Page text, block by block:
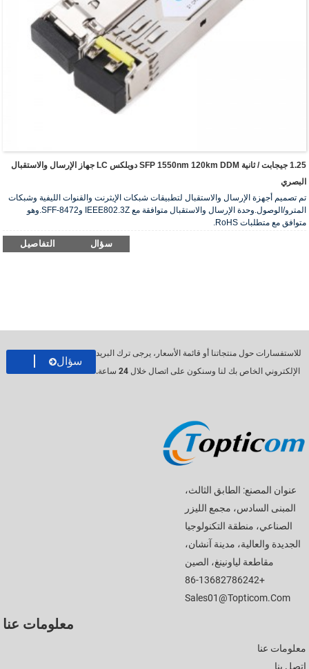
1.25 جيجابت / ثانية SFP 1550nm 120km DDM دوبلكس LC جهاز الإرسال والاستقبال
البصري
تم تصميم أجهزة الإرسال والاستقبال لتطبيقات شبكات الإيثرنت والقنوات الليفية وشبكات
المترو/الوصول.وحدة الإرسال والاستقبال متوافقة مع IEEE802.3Z وSFF-8472.وهو
متوافق مع متطلبات RoHS.
سؤال التفاصيل
للاستفسارات حول منتجاتنا أو قائمة الأسعار، يرجى ترك البريد
الإلكتروني الخاص بك لنا وسنكون على اتصال خلال 24 ساعة.
سؤال
عنوان المصنع: الطابق الثالث،
المبنى السادس، مجمع الليزر
الصناعي، منطقة التكنولوجيا
الجديدة والعالية، مدينة آنشان،
مقاطعة لياونينغ، الصين
+86-13682786242
Sales01@topticom.com
معلومات عنا
معلومات عنا
اتصل بنا